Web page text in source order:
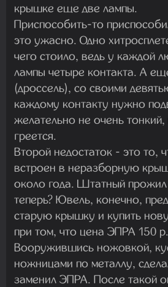
крышке еще две лампы.
Приспособить-то
это ужасно. Одно
чего стоило, ведь у каждой
лампы четыре контакта. А
(дроссель), со своими
каждому контакту нужно
желательно не очень
греется.
Второй недостаток - это то,
встроен в неразборную
около года. Штатный
теперь? Ювель, конечно,
старую крышку и купить
при том, что цена ЭПРА 150 р.
Вооружившись ножовкой,
ножницами по металлу,
заменил ЭПРА. После такой